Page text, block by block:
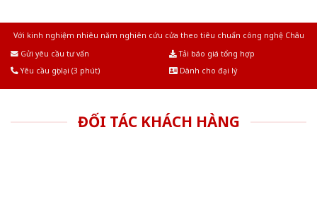
Với kinh nghiệm nhiêu năm nghiên cứu cửa theo tiêu chuẩn công nghệ Châu
Gửi yêu cầu tư vấn
Tải báo giá tổng hợp
Yêu cầu gọi lại (3 phút)
Dành cho đại lý
ĐỐI TÁC KHÁCH HÀNG